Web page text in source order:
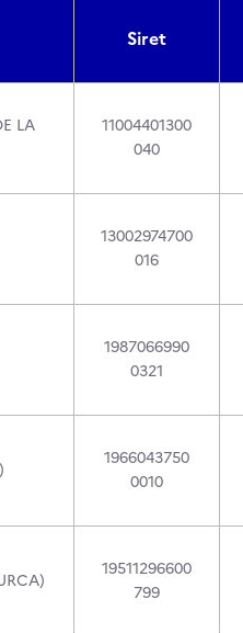
Siret
LA
11004401300
040
13002974700
016
1987066990
0321
1966043750
0010
19511296600
799